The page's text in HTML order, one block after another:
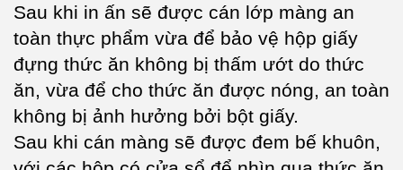
Sau khi in ấn sẽ được cán lớp màng an
toàn thực phẩm vừa để bảo vệ hộp giấy
đựng thức ăn không bị thấm ướt do thức
ăn, vừa để cho thức ăn được nóng, an toàn
không bị ảnh hưởng bởi bột giấy.
Sau khi cán màng sẽ được đem bế khuôn,